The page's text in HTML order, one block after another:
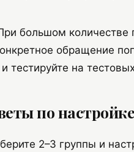
большом количестве
обращение
тестируйте на
по
2–3 группы и